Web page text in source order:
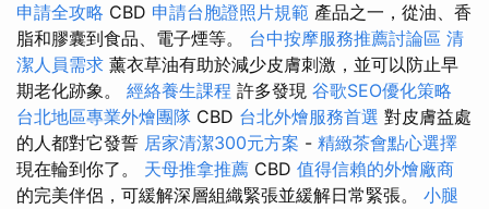
申請全攻略 CBD 申請台胞證照片規範 產品之一，從油、香
脂和膠囊到食品、電子煙等。 台中按摩服務推薦討論區 清
潔人員需求 薰衣草油有助於減少皮膚刺激，並可以防止早
期老化跡象。 經絡養生課程 許多發現 谷歌SEO優化策略
台北地區專業外燴團隊 CBD 台北外燴服務首選 對皮膚益處
的人都對它發誓 居家清潔300元方案 - 精緻茶會點心選擇
現在輪到你了。 天母推拿推薦 CBD 值得信賴的外燴廠商
的完美伴侶，可緩解深層組織緊張並緩解日常緊張。 小腿